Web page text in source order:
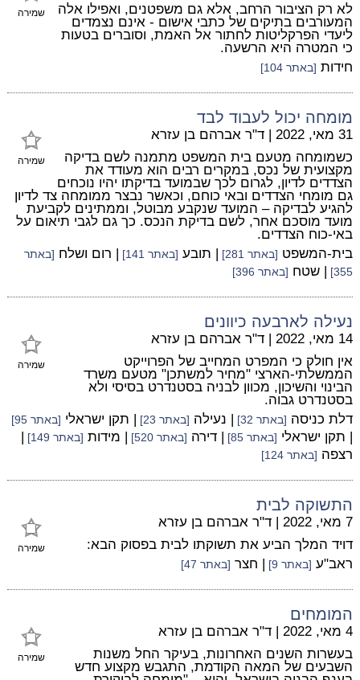
שמירה
לא רק הציבור הרחב, אלא גם משפטנים, ואפילו אלה
המעורבים בתיקים של כתבי אישום - אינם נצמדים
ליעדי הפרקליטות לחתור אל האמת, וסוברים בטעות
כי המטרה היא הרשעה.
חידות [באתר 104]
מומחה יכול לעבוד לבד
שמירה
31 מאי, 2022 | ד"ר אברהם בן עזרא
כשמומחה מטעם בית המשפט מתמנה לשם בדיקה
מקצועית של נכס, במקרים רבים הוא מעודד את
הצדדים לדיון, לגרום לכך שבמועד בדיקתו יהיו נוכחים
גם מומחי הצדדים ובאי כוחם, וכאשר נבצר ממומחה צד לדיון
להגיע לבדיקה – המועד שנקבע מבוטל, וממתינים לקביעת
מועד מוסכם אחר, לשם בדיקת הנכס. כך גם לגבי תיאום על
באי-כוח הצדדים.
בית-המשפט [באתר 281] | תובע [באתר 141] | רום ושלח [באתר
355]
| שטח [באתר 396]
נעילה לארבעה כיוונים
שמירה
14 מאי, 2022 | ד"ר אברהם בן עזרא
אין חולק כי המפרט המחייב של הפרוייקט
הממשלתי-הארצי "מחיר למשתכן" מטעם משרד
הבינוי והשיכון, מכוון לבניה בסטנדרט בסיסי ולא
בסטנדרט גבוה.
דלת כניסה [באתר 32] | נעילה [באתר 23] | תקן ישראלי [באתר 95]
| תקן ישראלי [באתר 85] | דירה [באתר 520] | מידות [באתר 149]
|
רצפה [באתר 124]
התשוקה לבית
שמירה
7 מאי, 2022 | ד"ר אברהם בן עזרא
דויד המלך הביע את תשוקתו לבית בפסוק הבא:
ראב"ע [באתר 9] | חצר [באתר 47]
המומחים
שמירה
4 מאי, 2022 | ד"ר אברהם בן עזרא
בעשרות השנים האחרונות, בעיקר החל משנות
השבעים של המאה הקודמת, התגבש מקצוע חדש